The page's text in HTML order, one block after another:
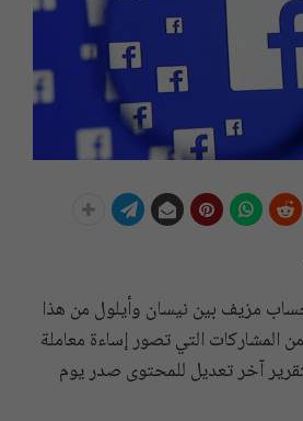
3.2 مليار حساب مزيف بين نيسان وأيلول من هذا
المشاركات التي تصور إساءة معاملة
آخر تعديل للمحتوى صدر يوم